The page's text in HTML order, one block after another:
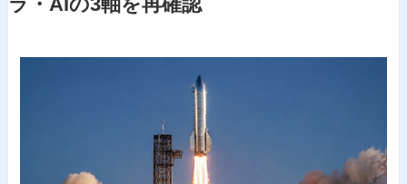
ラ・AIの3軸を再確認